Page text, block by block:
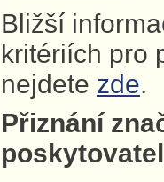
Bližší
kritériích pro
nejdete zde.
Přiznání